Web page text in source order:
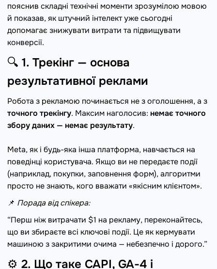
пояснив складні технічні моменти зрозумілою мовою
й показав, як штучний інтелект уже сьогодні
допомагає знижувати витрати та підвищувати
конверсії.
🔍 1. Трекінг — основа
результативної реклами
Робота з рекламою починається не з оголошення, а з
точного трекінгу. Максим наголосив: немає точного
збору даних — немає результату.
Meta, як і будь-яка інша платформа, навчається на
поведінці користувача. Якщо ви не передаєте події
(наприклад, покупки, заповнення форм), алгоритми
просто не знають, кого вважати «якісним клієнтом».
📌 Порада від спікера:
“Перш ніж витрачати $1 на рекламу, переконайтесь,
що ви збираєте всі ключові події. Це як кермувати
машиною з закритими очима — небезпечно і дорого.”
⚙️ 2. Що таке CAPI, GA-4 і